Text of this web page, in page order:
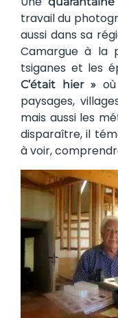
travail du
aussi dans sa
Camargue à la
tsiganes et les
C’était hier »où
paysages,
mais aussi les
disparaître, il
à voir,